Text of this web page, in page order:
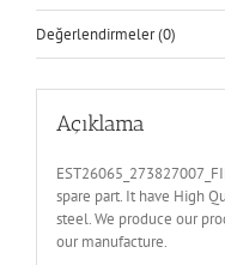
Değerlendirmeler (0)
Açıklama
spare part. It have High
steel. We produce our
our manufacture.